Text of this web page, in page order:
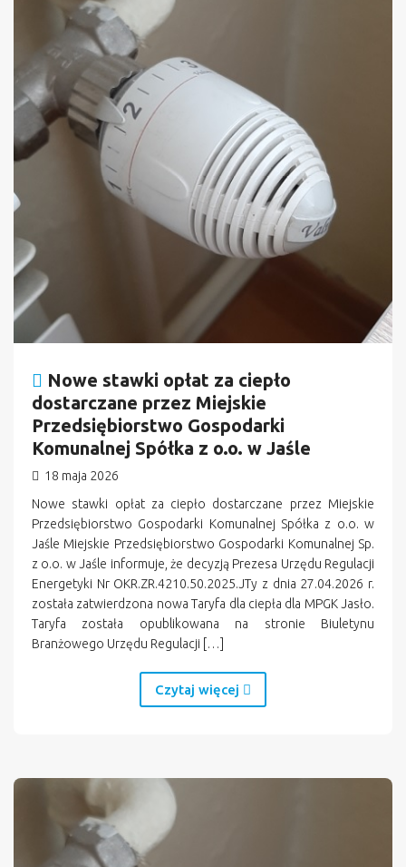
Nowe stawki opłat za ciepło
dostarczane przez Miejskie
Przedsiębiorstwo Gospodarki
Komunalnej Spółka z o.o. w Jaśle
18 maja 2026
Nowe stawki opłat za ciepło dostarczane przez Miejskie
Przedsiębiorstwo Gospodarki Komunalnej Spółka z o.o. w
Jaśle Miejskie Przedsiębiorstwo Gospodarki Komunalnej Sp.
z o.o. w Jaśle informuje, że decyzją Prezesa Urzędu Regulacji
Energetyki Nr OKR.ZR.4210.50.2025.JTy z dnia 27.04.2026 r.
została zatwierdzona nowa Taryfa dla ciepła dla MPGK Jasło.
Taryfa została opublikowana na stronie Biuletynu
Branżowego Urzędu Regulacji […]
Czytaj więcej